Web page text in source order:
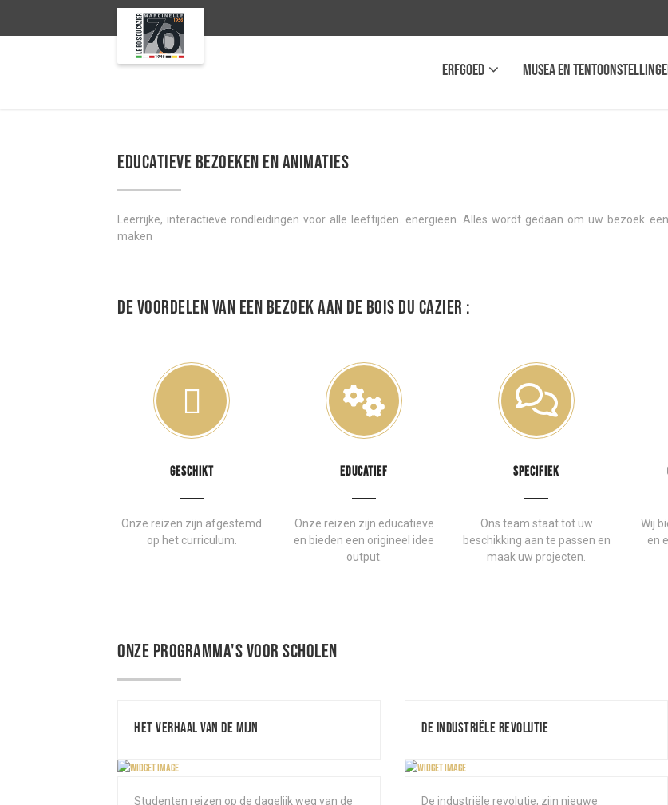
erfgoed musea en
EDUCATIEVE BEZOEKEN EN ANIMATIES
Leerrijke, interactieve rondleidingen voor alle leeftijden. energieën. Alles wordt gedaan om uw bezoek
maken
De voordelen van een bezoek aan de Bois du Cazier :
GESCHIKT
Onze reizen zijn afgestemd
op het curriculum.
EDUCATIEF
Onze reizen zijn educatieve
en bieden een origineel idee
output.
SPECIFIEK
Ons team staat tot uw
beschikking aan te passen en
maak uw projecten.
Wij
en
ONZE PROGRAMMA'S VOOR SCHOLEN
Het verhaal van de mijn
Studenten reizen op de dagelijk weg van de
De industriële revolutie
De industriële revolutie, zijn nieuwe